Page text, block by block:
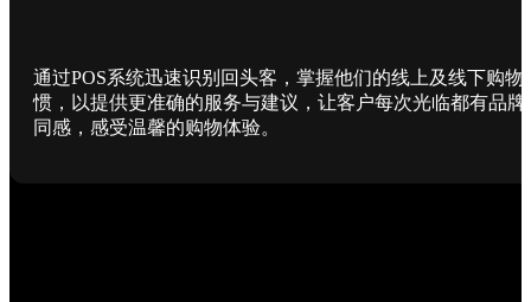
通过POS系统迅速识别回头客，掌握他们的线上及线下购物
惯，以提供更准确的服务与建议，让客户每次光临都有品牌
同感，感受温馨的购物体验。